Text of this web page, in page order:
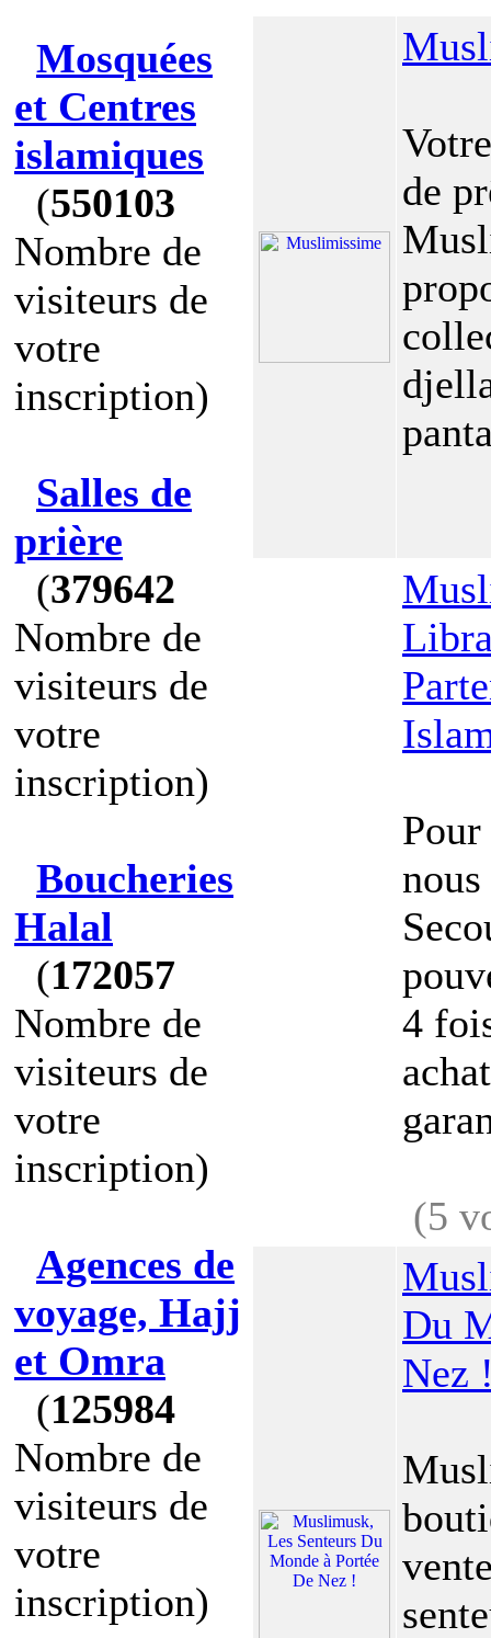
Mosquées
et Centres
islamiques
(550103
Nombre de
visiteurs de
votre
inscription)
Salles de
prière
(379642
Nombre de
visiteurs de
votre
inscription)
Boucheries
Halal
(172057
Nombre de
visiteurs de
votre
inscription)
Agences de
voyage, Hajj
et Omra
(125984
Nombre de
visiteurs de
votre
inscription)
de
4
(5
Du
Nez